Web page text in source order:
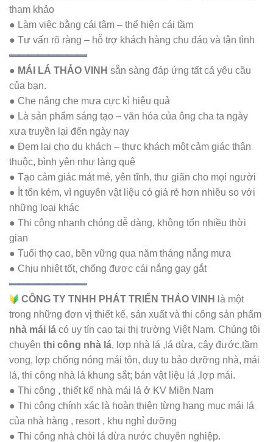
tham khảo
● Làm việc bằng cái tâm – thể hiện cái tầm
● Tư vấn rõ ràng – hỗ trợ khách hàng chu đáo và tận tình
● MÁI LÁ THẢO VINH sẵn sàng đáp ứng tất cả yêu cầu
của bạn.
● Che nắng che mưa cực kì hiệu quả
● Là sản phẩm sáng tạo – văn hóa của ông cha ta ngày
xưa truyền lại đến ngày nay
● Đem lại cho du khách – thực khách một cảm giác thân
thuộc, bình yên như làng quê
● Tạo cảm giác mát mẻ, yên tĩnh, thư giãn cho mọi người
● Ít tốn kém, vì nguyên vật liệu có giá rẻ hơn nhiều so với
những loại khác
● Thi công nhanh chóng dễ dàng, không tốn nhiều thời
gian
● Tuổi thọ cao, bền vững qua năm tháng nắng mưa
● Chịu nhiệt tốt, chống được cái nắng gay gắt
CÔNG TY TNHH PHÁT TRIỂN THẢO VINH
là một
trong những đơn vị thiết kế, sản xuất và thi công sản phẩm
nhà mái lá có uy tín cao tại thị trường Việt Nam. Chúng tôi
chuyên thi công nhà lá, lợp nhà lá ,lá dừa, cây đước,tầm
vong, lợp chống nóng mái tôn, duy tu bảo dưỡng nhà, mái
lá, thi công nhà lá khung sắt; bán vật liệu lá ,lợp mái.
● Thi công , thiết kế nhà mái lá ở KV Miền Nam
● Thi công chính xác là hoàn thiện từng hạng mục mái lá
của nhà hàng , resort , khu nghỉ dưỡng
● Thi công nhà chòi lá dừa nước chuyên nghiệp.